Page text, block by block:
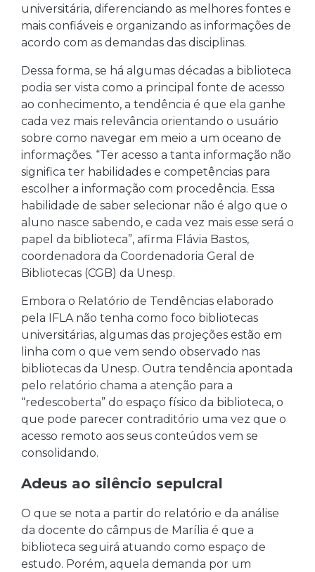
universitária, diferenciando as melhores fontes e
mais confiáveis e organizando as informações de
acordo com as demandas das disciplinas.
Dessa forma, se há algumas décadas a biblioteca
podia ser vista como a principal fonte de acesso
ao conhecimento, a tendência é que ela ganhe
cada vez mais relevância orientando o usuário
sobre como navegar em meio a um oceano de
informações. “Ter acesso a tanta informação não
significa ter habilidades e competências para
escolher a informação com procedência. Essa
habilidade de saber selecionar não é algo que o
aluno nasce sabendo, e cada vez mais esse será o
papel da biblioteca”, afirma Flávia Bastos,
coordenadora da Coordenadoria Geral de
Bibliotecas (CGB) da Unesp.
Embora o Relatório de Tendências elaborado
pela IFLA não tenha como foco bibliotecas
universitárias, algumas das projeções estão em
linha com o que vem sendo observado nas
bibliotecas da Unesp. Outra tendência apontada
pelo relatório chama a atenção para a
“redescoberta” do espaço físico da biblioteca, o
que pode parecer contraditório uma vez que o
acesso remoto aos seus conteúdos vem se
consolidando.
Adeus ao silêncio sepulcral
O que se nota a partir do relatório e da análise
da docente do câmpus de Marília é que a
biblioteca seguirá atuando como espaço de
estudo. Porém, aquela demanda por um